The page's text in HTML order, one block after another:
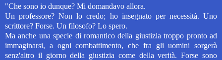
"Che sono io dunque? Mi domandavo allora.
Un professore? Non lo credo; ho insegnato per necessità. Uno
scrittore? Forse. Un filosofo? Lo spero.
Ma anche una specie di romantico della giustizia troppo pronto ad
immaginarsi, a ogni combattimento, che fra gli uomini sorgerà
senz'altro il giorno della giustizia come della verità. Forse sono